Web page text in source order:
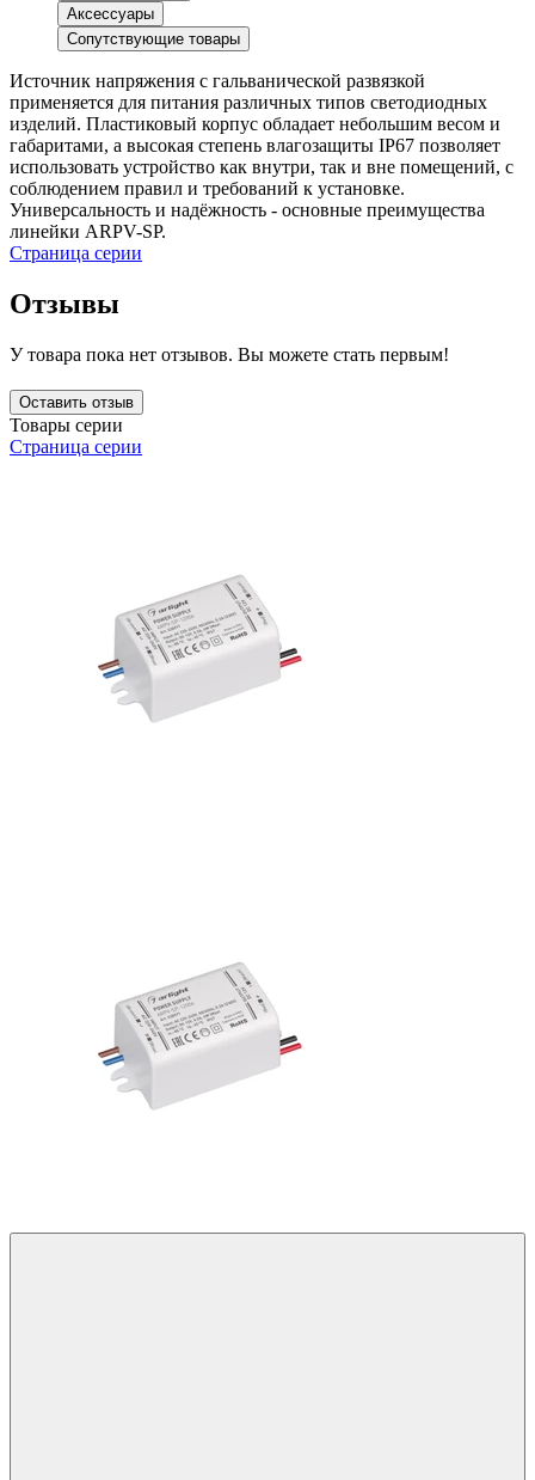
Аксессуары
Сопутствующие товары
Источник напряжения с гальванической развязкой
применяется для питания различных типов светодиодных
изделий. Пластиковый корпус обладает небольшим весом и
габаритами, а высокая степень влагозащиты IP67 позволяет
использовать устройство как внутри, так и вне помещений, с
соблюдением правил и требований к установке.
Универсальность и надёжность - основные преимущества
линейки ARPV-SP.
Страница серии
Отзывы
У товара пока нет отзывов. Вы можете стать первым!
Оставить отзыв
Товары серии
Страница серии